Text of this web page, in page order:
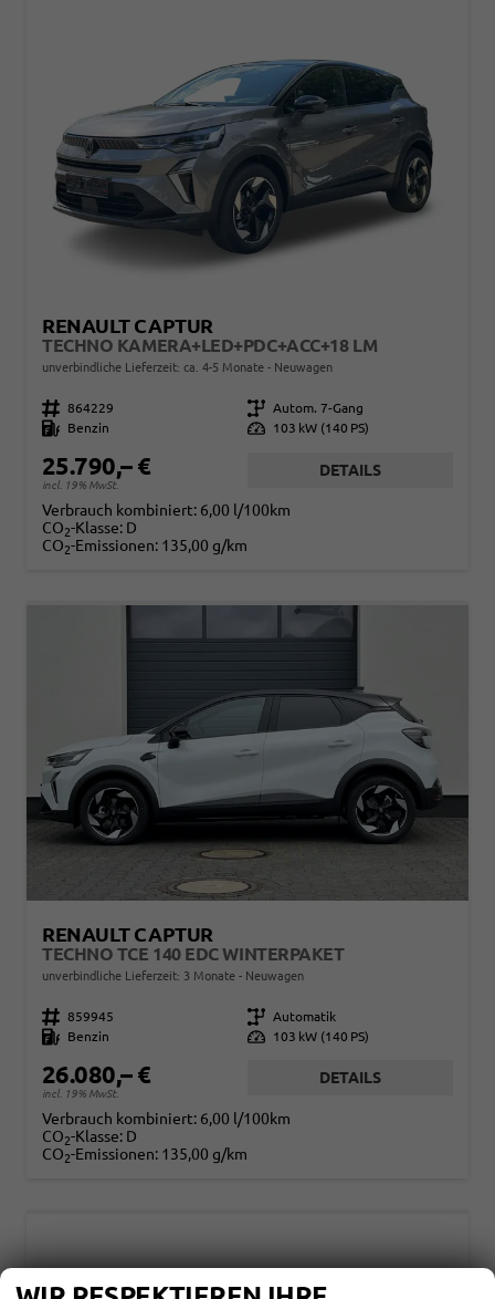
RENAULT CAPTUR
TECHNO KAMERA+LED+PDC+ACC+18 LM
unverbindliche Lieferzeit: ca. 4-5 Monate Neuwagen
Fahrzeugnr. 864229 Getriebe Autom. 7-Gang
Kraftstoff
Benzin Leistung 103 kW (140 PS)
25.790,– €
incl. 19% MwSt.
DETAILS
Verbrauch kombiniert: 6,00 l/100km
CO2-Klasse: D
CO2-Emissionen: 135,00 g/km
RENAULT CAPTUR
TECHNO TCE 140 EDC WINTERPAKET
unverbindliche Lieferzeit: 3 Monate Neuwagen
Fahrzeugnr. 859945 Getriebe Automatik
Kraftstoff
Benzin Leistung 103 kW (140 PS)
26.080,– €
incl. 19% MwSt.
DETAILS
Verbrauch kombiniert: 6,00 l/100km
CO2-Klasse: D
CO2-Emissionen: 135,00 g/km